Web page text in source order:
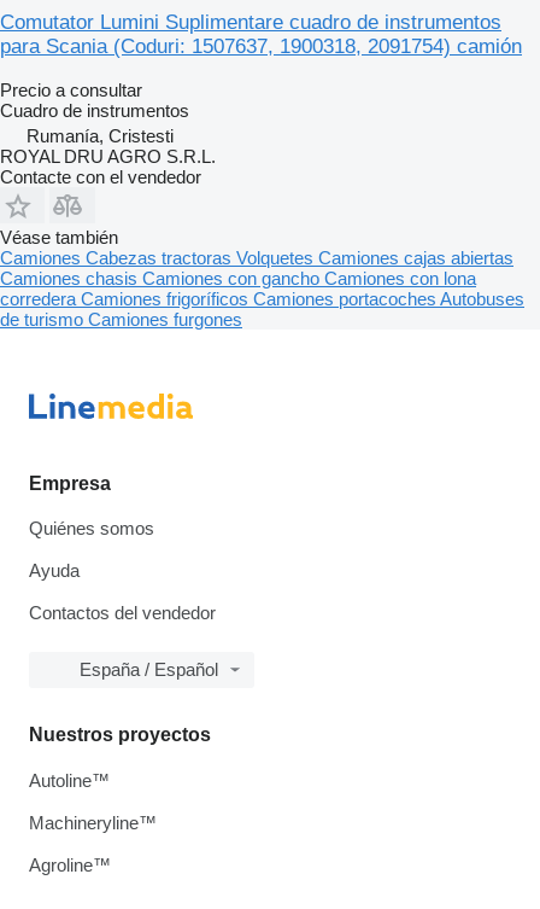
Comutator Lumini Suplimentare cuadro de instrumentos
para Scania (Coduri: 1507637, 1900318, 2091754) camión
Precio a consultar
Cuadro de instrumentos
Rumanía, Cristesti
ROYAL DRU AGRO S.R.L.
Contacte con el vendedor
Véase también
Camiones Cabezas tractoras Volquetes Camiones cajas abiertas
Camiones chasis Camiones con gancho Camiones con lona
corredera Camiones frigoríficos Camiones portacoches Autobuses
de turismo Camiones furgones
Empresa
Quiénes somos
Ayuda
Contactos del vendedor
España / Español
Nuestros proyectos
Autoline™
Machineryline™
Agroline™